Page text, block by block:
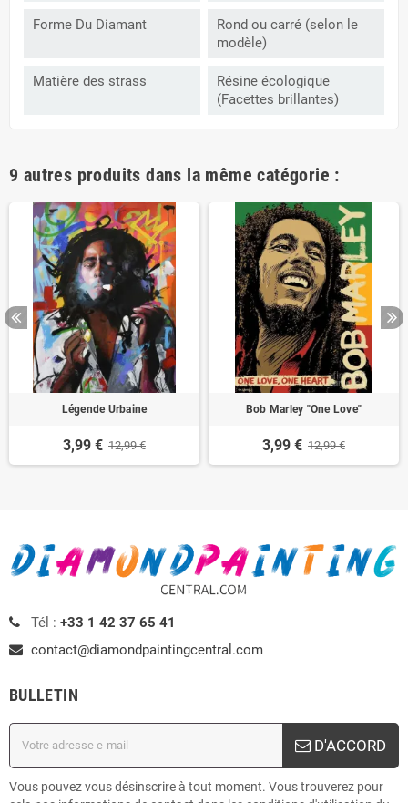
Forme Du Diamant
Rond ou carré (selon le
modèle)
Matière des strass
Résine écologique
(Facettes brillantes)
9 autres produits dans la même catégorie :
Légende Urbaine
3,99 € 12,99 €
Bob Marley "One Love"
3,99 € 12,99 €
Tél : +33 1 42 37 65 41
contact@diamondpaintingcentral.com
BULLETIN
D'ACCORD
Vous pouvez vous désinscrire à tout moment. Vous trouverez pour